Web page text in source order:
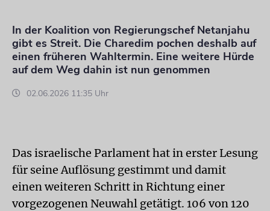
In der Koalition von Regierungschef Netanjahu
gibt es Streit. Die Charedim pochen deshalb auf
einen früheren Wahltermin. Eine weitere Hürde
auf dem Weg dahin ist nun genommen
02.06.2026 11:35 Uhr
Das israelische Parlament hat in erster Lesung
für seine Auflösung gestimmt und damit
einen weiteren Schritt in Richtung einer
vorgezogenen Neuwahl getätigt. 106 von 120